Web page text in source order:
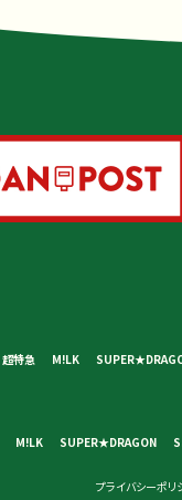
超特急 M!LK
M!LK SUPER★DRAGON
プライバシーポリ